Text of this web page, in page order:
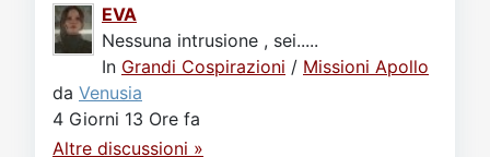
EVA
Nessuna intrusione , sei.....
In Grandi Cospirazioni / Missioni Apollo
da Venusia
4 Giorni 13 Ore fa
Altre discussioni »